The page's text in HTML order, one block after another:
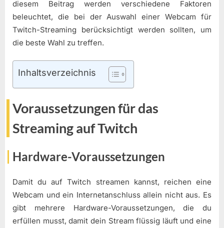
diesem Beitrag werden verschiedene Faktoren
beleuchtet, die bei der Auswahl einer Webcam für
Twitch-Streaming berücksichtigt werden sollten, um
die beste Wahl zu treffen.
Inhaltsverzeichnis
Voraussetzungen für das
Streaming auf Twitch
Hardware-Voraussetzungen
Damit du auf Twitch streamen kannst, reichen eine
Webcam und ein Internetanschluss allein nicht aus. Es
gibt mehrere Hardware-Voraussetzungen, die du
erfüllen musst, damit dein Stream flüssig läuft und eine